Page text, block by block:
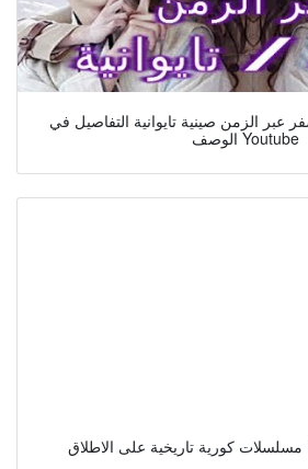
سفر عبر الزمن صينية تايوانية التفاصيل في
الوصف Youtube